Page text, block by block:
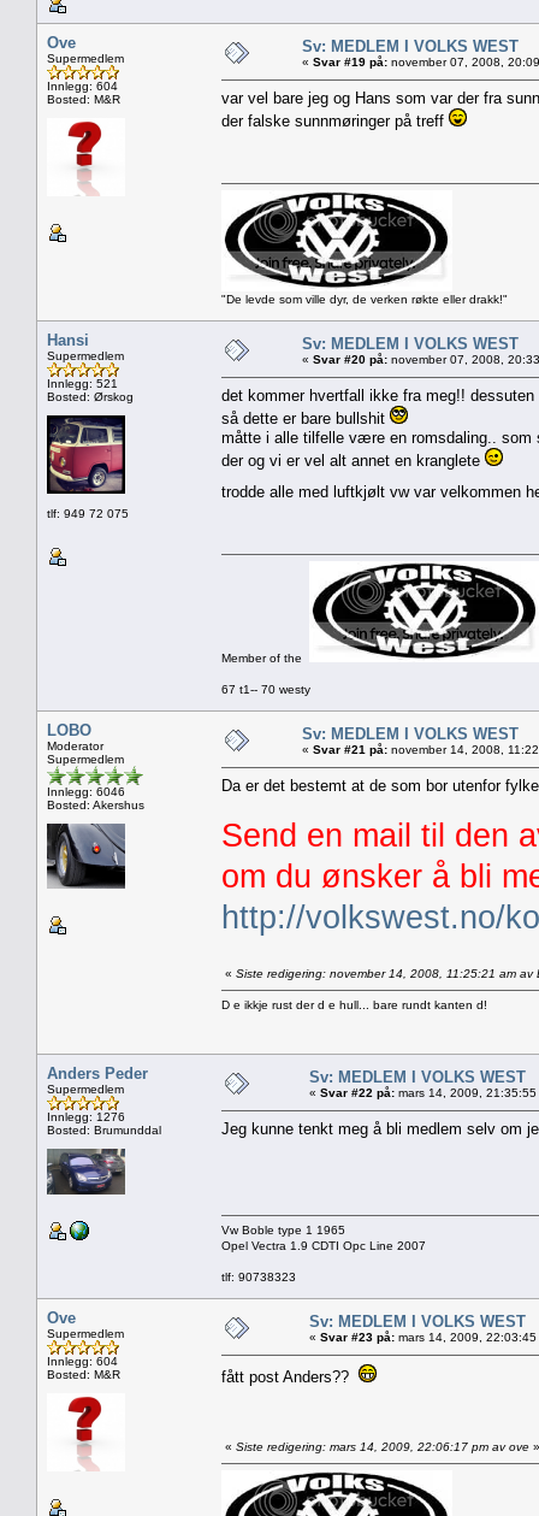
Ove
Supermedlem
Innlegg: 604
Bosted: M&R
Sv: MEDLEM I VOLKS WEST
« Svar #19 på: november 07, 2008,
var vel bare jeg og Hans som var der fra
der falske sunnmøringer på treff
"De levde som ville dyr, de verken røkte eller drakk!"
Hansi
Supermedlem
Innlegg: 521
Bosted: Ørskog
tlf: 949 72 075
Sv: MEDLEM I VOLKS WEST
« Svar #20 på: november 07, 2008,
det kommer hvertfall ikke fra meg!!
så dette er bare bullshit
måtte i alle tilfelle være en romsdaling.. som
der og vi er vel alt annet en kranglete
trodde alle med luftkjølt vw var velkommen
Member of the
67 t1-- 70 westy
LOBO
Moderator
Supermedlem
Innlegg: 6046
Bosted: Akershus
Sv: MEDLEM I VOLKS WEST
« Svar #21 på: november 14, 2008,
Da er det bestemt at de som bor utenfor
Send en mail til den
om du ønsker å bli
http://volkswest.no/
« Siste redigering: november 14, 2008, 11:25:21 am av
D e ikkje rust der d e hull... bare rundt kanten d!
Anders Peder
Supermedlem
Innlegg: 1276
Bosted: Brumunddal
Sv: MEDLEM I VOLKS WEST
« Svar #22 på: mars 14, 2009, 21:35:55
Jeg kunne tenkt meg å bli medlem selv om
Vw Boble type 1 1965
Opel Vectra 1.9 CDTI Opc Line 2007
tlf: 90738323
Ove
Supermedlem
Innlegg: 604
Bosted: M&R
Sv: MEDLEM I VOLKS WEST
« Svar #23 på: mars 14, 2009, 22:03:45
fått post Anders??
« Siste redigering: mars 14, 2009, 22:06:17 pm av ove »